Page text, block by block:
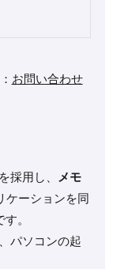
お問い合わせ
を採用し、 メモ
ケーションを同
。
パソコンの起